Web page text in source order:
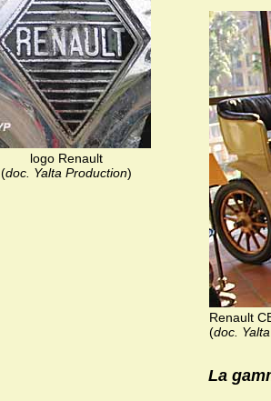
logo Renault
(doc. Yalta Production)
Renault
(doc.
La